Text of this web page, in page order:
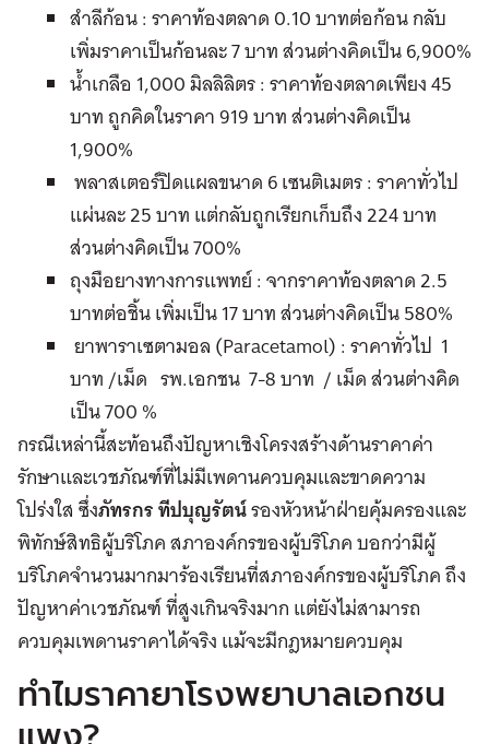
สำลีก้อน : ราคาท้องตลาด 0.10 บาทต่อก้อน กลับ
เพิ่มราคาเป็นก้อนละ 7 บาท ส่วนต่างคิดเป็น 6,900%
น้ำเกลือ 1,000 มิลลิลิตร : ราคาท้องตลาดเพียง 45
บาท ถูกคิดในราคา 919 บาท ส่วนต่างคิดเป็น
1,900%
พลาสเตอร์ปิดแผลขนาด 6 เซนติเมตร : ราคาทั่วไป
แผ่นละ 25 บาท แต่กลับถูกเรียกเก็บถึง 224 บาท
ส่วนต่างคิดเป็น 700%
ถุงมือยางทางการแพทย์ : จากราคาท้องตลาด 2.5
บาทต่อชิ้น เพิ่มเป็น 17 บาท ส่วนต่างคิดเป็น 580%
ยาพาราเซตามอล (Paracetamol) : ราคาทั่วไป 1
บาท /เม็ด รพ.เอกชน 7-8 บาท / เม็ด ส่วนต่างคิด
เป็น 700 %
กรณีเหล่านี้สะท้อนถึงปัญหาเชิงโครงสร้างด้านราคาค่า
รักษาและเวชภัณฑ์ที่ไม่มีเพดานควบคุมและขาดความ
โปร่งใส ซึ่งภัทรกร ทีปบุญรัตน์รองหัวหน้าฝ่ายคุ้มครองและ
พิทักษ์สิทธิผู้บริโภค สภาองค์กรของผู้บริโภค บอกว่ามีผู้
บริโภคจำนวนมากมาร้องเรียนที่สภาองค์กรของผู้บริโภค ถึง
ปัญหาค่าเวชภัณฑ์ ที่สูงเกินจริงมาก แต่ยังไม่สามารถ
ควบคุมเพดานราคาได้จริง แม้จะมีกฎหมายควบคุม
ทำไมราคายาโรงพยาบาลเอกชน